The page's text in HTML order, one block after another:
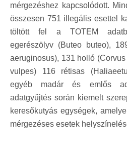
mérgezéshez kapcsolódott.
összesen 751 illegális esettel
töltött fel a TOTEM
egerészölyv (Buteo buteo),
aeruginosus), 131 holló
vulpes) 116 rétisas
egyéb madár és emlős
adatgyűjtés során kiemelt
keresőkutyás egységek,
mérgezéses esetek